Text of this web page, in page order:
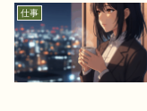
仕事